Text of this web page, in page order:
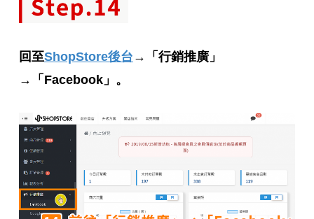
回至ShopStore後台 →「行銷推廣」
→「Facebook」。